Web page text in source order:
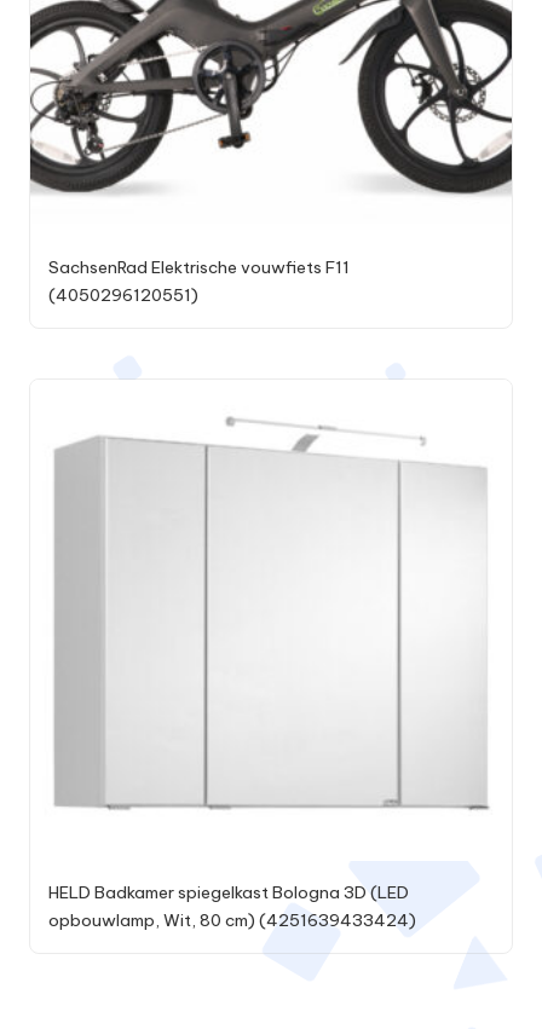
SachsenRad Elektrische vouwfiets F11
(4050296120551)
HELD Badkamer spiegelkast Bologna 3D (LED
opbouwlamp, Wit, 80 cm) (4251639433424)